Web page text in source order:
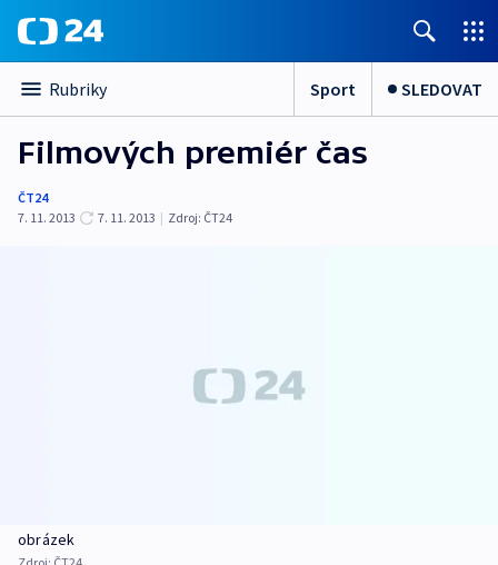
Rubriky Sport SLEDOVAT
Filmových premiér čas
ČT24
7. 11. 2013
7. 11. 2013 | Zdroj: ČT24
obrázek